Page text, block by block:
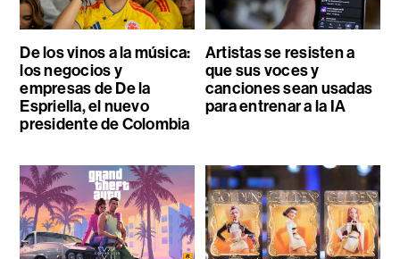
De los vinos a la música:
los negocios y
empresas de De la
Espriella, el nuevo
presidente de Colombia
Artistas se resisten a
que sus voces y
canciones sean usadas
para entrenar a la IA